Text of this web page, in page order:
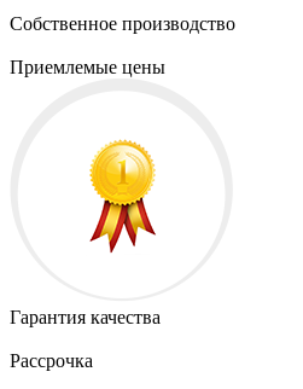
Собственное производство
Приемлемые цены
Гарантия качества
Рассрочка